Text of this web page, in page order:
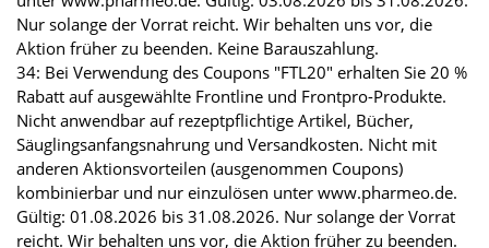
Nur solange der Vorrat reicht. Wir behalten uns vor, die
Aktion früher zu beenden. Keine Barauszahlung.
34: Bei Verwendung des Coupons "FTL20" erhalten Sie 20 %
Rabatt auf ausgewählte Frontline und Frontpro-Produkte.
Nicht anwendbar auf rezeptpflichtige Artikel, Bücher,
Säuglingsanfangsnahrung und Versandkosten. Nicht mit
anderen Aktionsvorteilen (ausgenommen Coupons)
kombinierbar und nur einzulösen unter www.pharmeo.de.
Gültig: 01.08.2026 bis 31.08.2026. Nur solange der Vorrat
reicht. Wir behalten uns vor, die Aktion früher zu beenden.